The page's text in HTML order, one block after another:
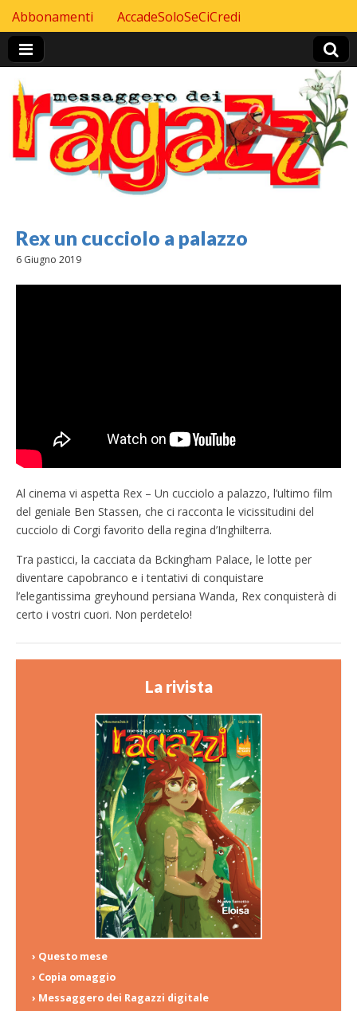
Header Top menu
Skip to content
Abbonamenti AccadeSoloSeCiCredi
Rex un cucciolo a palazzo
6 Giugno 2019
Al cinema vi aspetta Rex – Un cucciolo a palazzo, l’ultimo film
del geniale Ben Stassen, che ci racconta le vicissitudini del
cucciolo di Corgi favorito della regina d’Inghilterra.
Tra pasticci, la cacciata da Bckingham Palace, le lotte per
diventare capobranco e i tentativi di conquistare
l’elegantissima greyhound persiana Wanda, Rex conquisterà di
certo i vostri cuori. Non perdetelo!
La rivista
› Questo mese
› Copia omaggio
› Messaggero dei Ragazzi digitale